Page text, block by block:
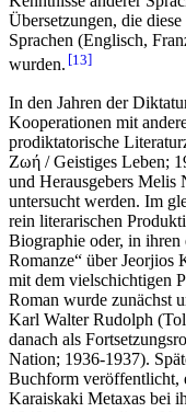
Übersetzungen, die
Sprachen (Englisch,
wurden. 13
In den Jahren der
Kooperationen mit
prodiktatorische
Ζωή / Geistiges Leben;
und Herausgebers Melis
untersucht werden. Im
rein literarischen
Biographie oder, in ihren
Romanze“ über Jeorjios
mit dem vielschichtigen
Roman wurde zunächst
Karl Walter Rudolph
danach als
Nation; 1936-1937).
Buchform veröffentlicht,
Karaiskaki Metaxas bei